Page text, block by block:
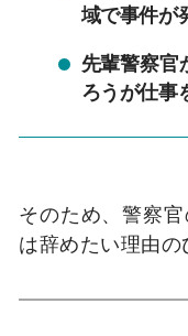
域で事件が
先輩警察官
ろうが仕事
そのため、警察
は辞めたい理由の